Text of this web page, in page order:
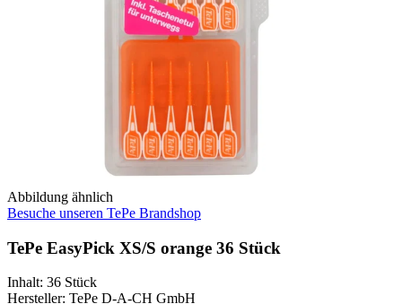
Abbildung ähnlich
Besuche unseren TePe Brandshop
TePe EasyPick XS/S orange 36 Stück
Inhalt: 36 Stück
Hersteller: TePe D-A-CH GmbH